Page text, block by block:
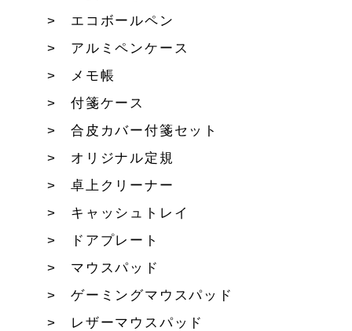
エコボールペン
アルミペンケース
メモ帳
付箋ケース
合皮カバー付箋セット
オリジナル定規
卓上クリーナー
キャッシュトレイ
ドアプレート
マウスパッド
ゲーミングマウスパッド
レザーマウスパッド